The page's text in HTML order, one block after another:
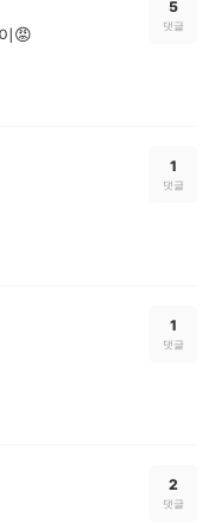
😡
5
댓글
1
댓글
1
댓글
2
댓글